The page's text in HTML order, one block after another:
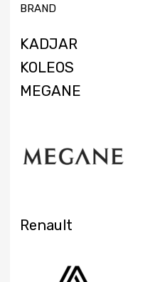
BRAND
KADJAR
KOLEOS
MEGANE
Renault